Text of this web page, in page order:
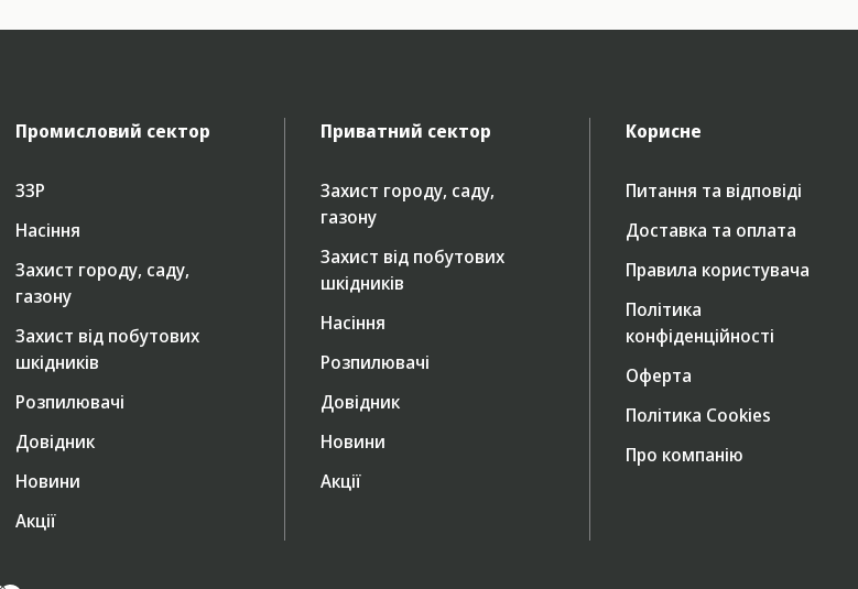
Промисловий сектор
ЗЗР
Насіння
Захист городу, саду,
газону
Захист від побутових
шкідників
Розпилювачі
Довідник
Новини
Акції
Приватний сектор
Захист городу, саду,
газону
Захист від побутових
шкідників
Насіння
Розпилювачі
Довідник
Новини
Акції
Корисне
Питання та відповіді
Доставка та оплата
Правила користувача
Політика
конфіденційності
Оферта
Політика Cookies
Про компанію